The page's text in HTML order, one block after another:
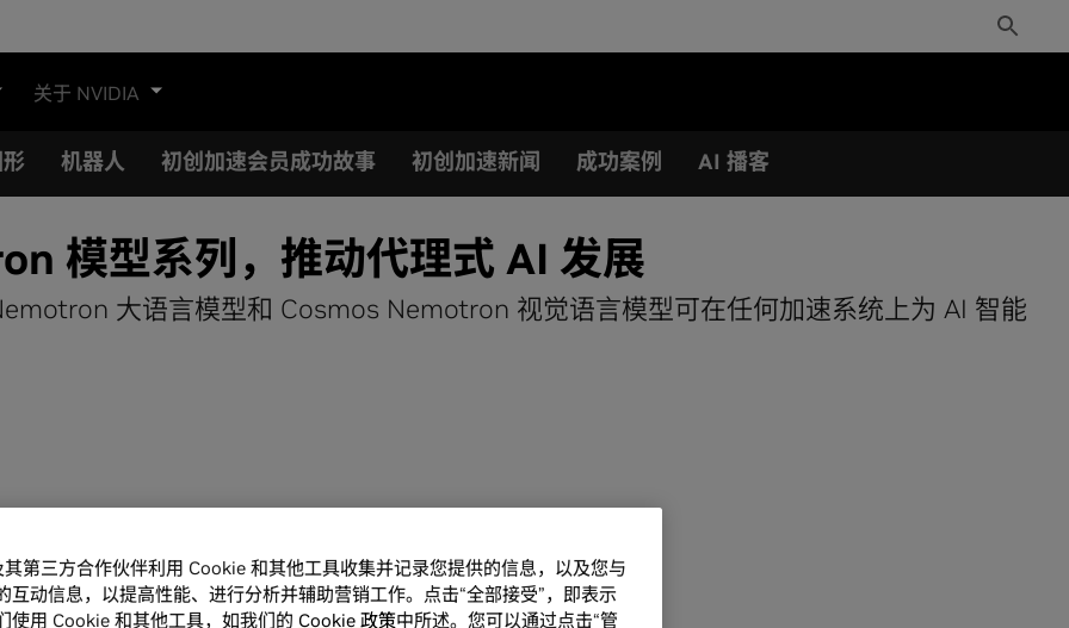
Toggle
Search
关于 NVIDIA
机器人 初创加速会员成功故事 初创加速新闻 成功案例 AI 播客
模型系列，推动代理式 AI 发展
大语言模型和 Cosmos Nemotron 视觉语言模型可在任何加速系统上为 AI 智能
其第三方合作伙伴利用 Cookie 和其他工具收集并记录您提供的信息，以及您与
互动信息，以提高性能、进行分析并辅助营销工作。点击“全部接受”，即表示
使用 Cookie 和其他工具，如我们的 Cookie 政策中所述。您可以通过点击“管